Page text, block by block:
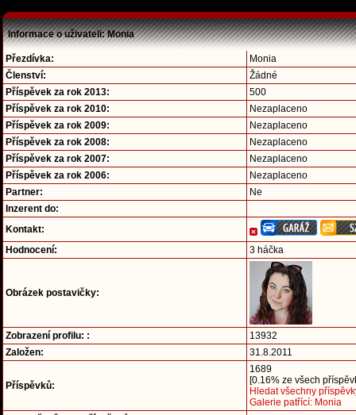
Informace o uživateli: Monia
Přezdívka:
Monia
Členství:
Žádné
Příspěvek za rok 2013:
500
Příspěvek za rok 2010:
Nezaplaceno
Příspěvek za rok 2009:
Nezaplaceno
Příspěvek za rok 2008:
Nezaplaceno
Příspěvek za rok 2007:
Nezaplaceno
Příspěvek za rok 2006:
Nezaplaceno
Partner:
Ne
Inzerent do:
Kontakt:
Hodnocení:
3 háčka
Obrázek postavičky:
Zobrazení profilu: :
13932
Založen:
31.8.2011
Příspěvků:
1689
[0.16% ze všech
Hledat všechny
Galerie patřící: Monia